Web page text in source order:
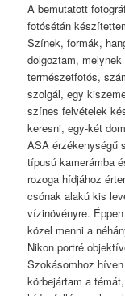
A bemutatott
fotósétán
Színek, formák,
dolgoztam,
természetfotós,
szolgál, egy
színes felvételek
keresni, egy-két
ASA érzékenységű
típusú kamerámba
rozoga hídjához
csónak alakú kis
vízinövényre.
közel menni a
Nikon portré
Szokásomhoz
körbejártam a